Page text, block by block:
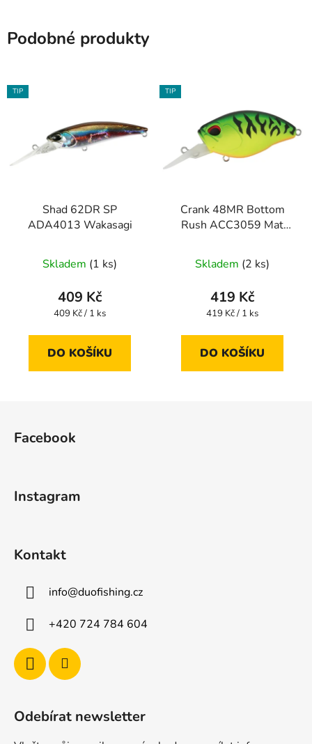
Podobné produkty
TIP
Shad 62DR SP
ADA4013 Wakasagi
hodnocení
produktu
je
z
Skladem (1 ks)
409 Kč
Měrná
409 Kč / 1 ks
DO KOŠÍKU
TIP
Crank 48MR Bottom
Rush ACC3059 Mat
Skladem (2 ks)
419 Kč
Měrná
419 Kč / 1 ks
DO KOŠÍKU
Facebook
Instagram
Kontakt
info@duofishing.cz
+420 724 784 604
Odebírat newsletter